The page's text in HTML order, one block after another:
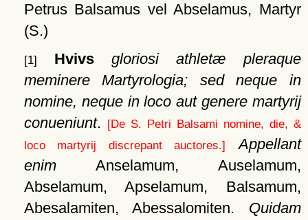
Petrus Balsamus vel Abselamus, Martyr
(S.)
[1] Hvivs
gloriosi athletæ pleraque
meminere Martyrologia; sed neque in
nomine, neque in loco aut genere martyrij
conueniunt.
[De S. Petri Balsami nomine, die, &
loco martyrij discrepant auctores.]
Appellant
enimAnselamum, Auselamum,
Abselamum, Apselamum, Balsamum,
Abesalamiten, Abessalomiten. Quidam